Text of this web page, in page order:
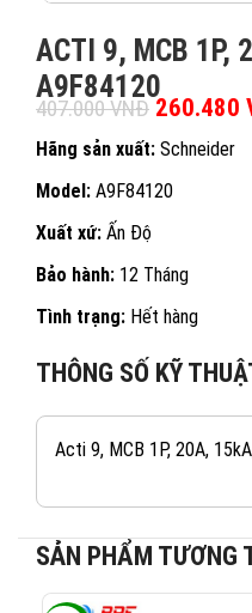
ACTI 9, MCB 1P,
A9F84120
407.000VNĐ Giá gốc
260.480
Hãng sản xuất: Schneider
Model: A9F84120
Xuất xứ: Ấn Độ
Bảo hành: 12 Tháng
Tình trạng: Hết hàng
THÔNG SỐ KỸ
Acti 9, MCB 1P, 20A,
SẢN PHẨM TƯƠNG